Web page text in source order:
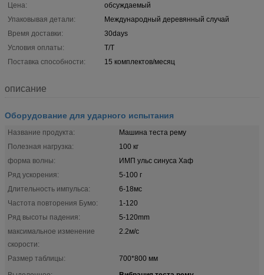
Цена:
обсуждаемый
Упаковывая детали:
Международный деревянный случай
Время доставки:
30days
Условия оплаты:
T/T
Поставка способности:
15 комплектов/месяц
описание
Оборудование для ударного испытания
Название продукта:
Машина теста рему
Полезная нагрузка:
100 кг
форма волны:
ИМП ульс синуса Хаф
Ряд ускорения:
5-100 г
Длительность импульса:
6-18мс
Частота повторения Бумо:
1-120
Ряд высоты падения:
5-120mm
максимальное изменение
скорости:
2.2м/с
Размер таблицы:
700*800 мм